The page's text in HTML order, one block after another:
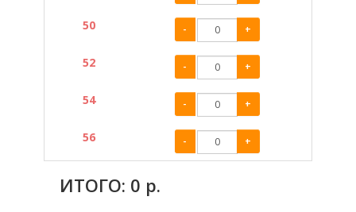
50 - +
52 - +
54 - +
56 - +
ИТОГО: 0 р.